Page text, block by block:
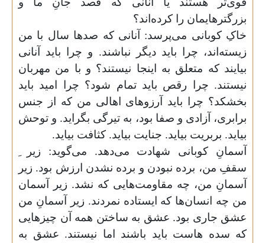
بزرگتر‌هایمان را کرده‌اند؟
خاکِ کوبانی می‌پرسد: آنانی که صد‌ها سال با من
زیسته‌اند، چرا باید دیگر نباشند. و چرا باید آنانی
بیایند که متعلق به اینجا نیستند؟ و با من مهربان
نیستند. چرا رقص باید تمام شود؟ چرا امید باید
بخشکد؟ چرا باید آرزوهای اهالی من که از جنس
برابری، آزادی و صفا بود، به تیرگی بگراید. و توحش
بیاید. بربریت بیاید. جنایت بیاید. کثافت بیاید.
آسمانِ کوبانی شهادت می‌دهد. می‌گوید: زیر ِ
سقفِ من، برده نبودن و برده نشدن ارزش بود. زیر
آسمانِ من، چه مقاومت‌هایی که نشد. زیر آسمان
من چه انسان‌ها که ایستاده نمردند. زیر آسمانِ من
عشق جاری بود. عشق به ساختن همه آن چیزهایی
که سده هاست باید باشند اما نیستند. عشق به